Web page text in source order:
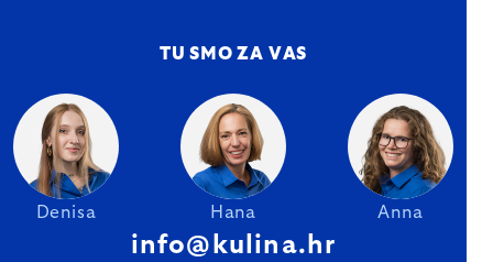
TU SMO ZA VAS
Denisa Hana Anna
info@kulina.hr